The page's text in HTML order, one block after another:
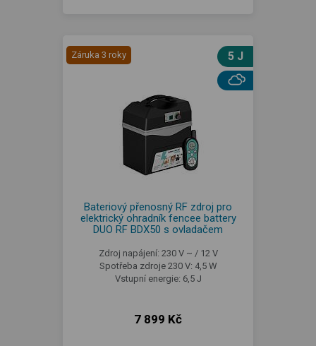
Záruka 3 roky 5 J
Bateriový přenosný RF zdroj pro
elektrický ohradník fencee battery
DUO RF BDX50 s ovladačem
Zdroj napájení: 230 V ~ / 12 V
Spotřeba zdroje 230 V: 4,5 W
Vstupní energie: 6,5 J
7 899 Kč